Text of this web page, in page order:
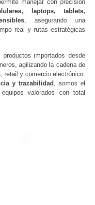
manejar con precisión
laptops, tablets,
, asegurando una
real y rutas estratégicas
importados desde
agilizando la cadena de
retail y comercio electrónico.
y trazabilidad
, somos el
valorados con total